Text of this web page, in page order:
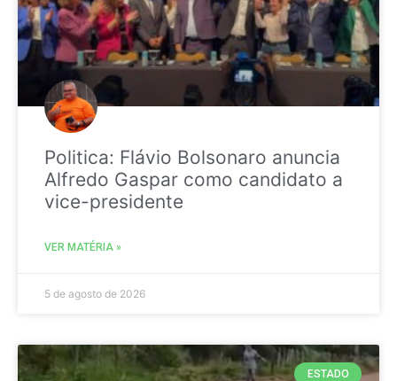
Politica: Flávio Bolsonaro anuncia
Alfredo Gaspar como candidato a
vice-presidente
VER MATÉRIA »
5 de agosto de 2026
ESTADO